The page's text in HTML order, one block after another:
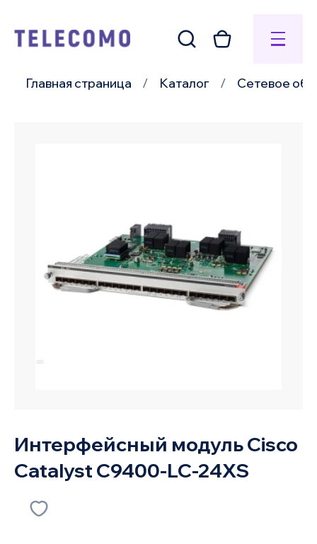
Главная страница Каталог Сетевое
Интерфейсный модуль Cisco
Catalyst C9400-LC-24XS